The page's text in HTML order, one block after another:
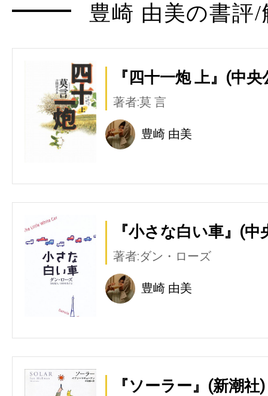
豊崎 由美の書評
『四十一炮 上』(中
著者:莫 言
豊崎 由美
『小さな白い車』(中
著者:ダン・ローズ
豊崎 由美
『ソーラー』(新潮社)